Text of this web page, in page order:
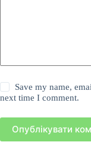
Save my name,
next time I comment.
Опублікувати